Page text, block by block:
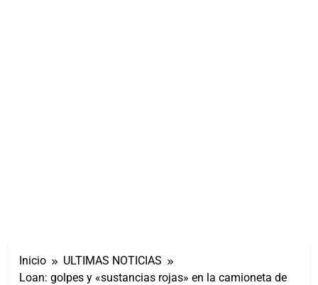
Inicio
ULTIMAS NOTICIAS
Loan: golpes y «sustancias rojas» en la camioneta de